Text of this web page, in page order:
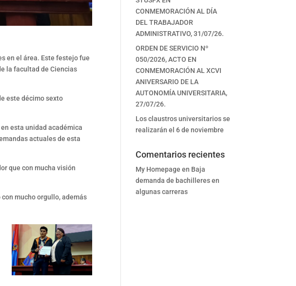
en el área. Este festejo fue
la facultad de Ciencias
este décimo sexto
esta unidad académica
actuales de esta
que con mucha visión
mucho orgullo, además
CONMEMORACIÓN AL DÍA
DEL TRABAJADOR
ADMINISTRATIVO, 31/07/26.
ORDEN DE SERVICIO Nº
050/2026, ACTO EN
CONMEMORACIÓN AL XCVI
ANIVERSARIO DE LA
AUTONOMÍA UNIVERSITARIA,
27/07/26.
Los claustros universitarios se
realizarán el 6 de noviembre
Comentarios recientes
My Homepage en Baja
demanda de bachilleres en
algunas carreras